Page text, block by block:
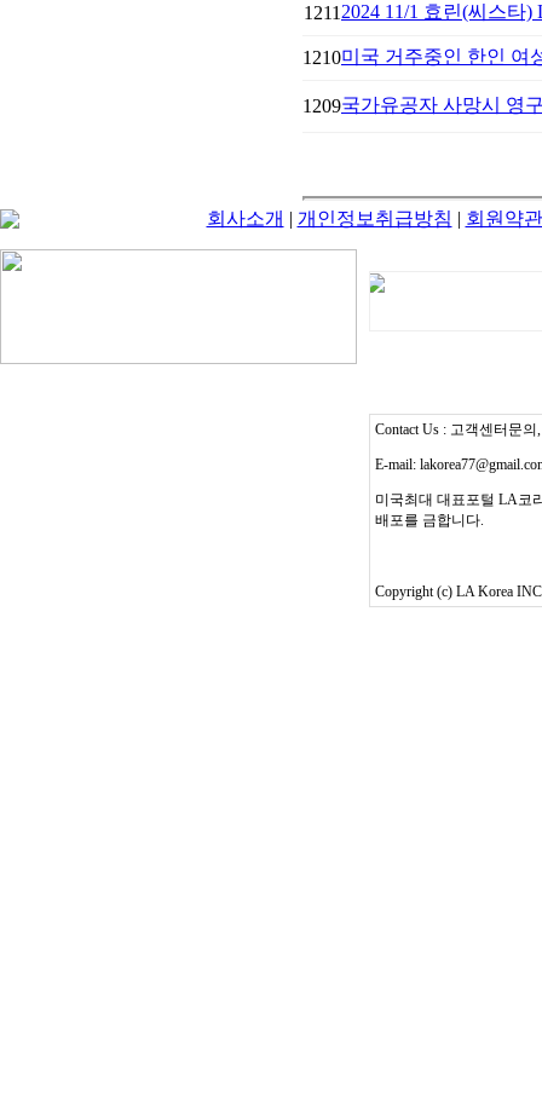
1211 2024 11/1 효린(씨스타)
1210미국 거주중인 한인 여
1209국가유공자 사망시 영
회사소개 | 개인정보취급방침 | 회원약관
Contact Us : 고객센터문의
E-mail:
미국최대 대표포털 LA코
배포를 금합니다.
Copyright (c) LA Korea